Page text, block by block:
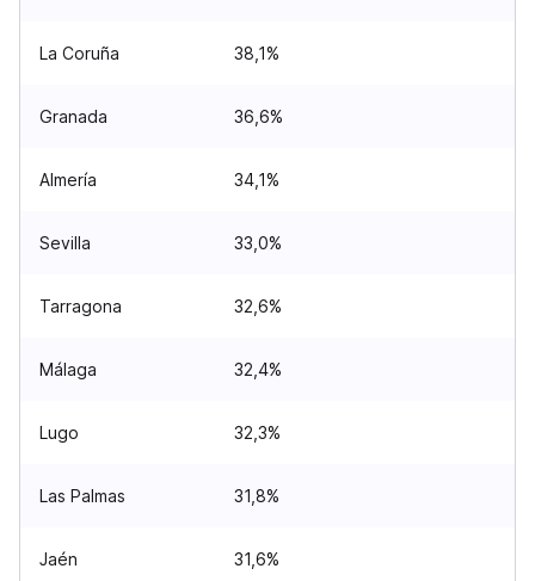
La Coruña 38,1%
Granada 36,6%
Almería 34,1%
Sevilla 33,0%
Tarragona 32,6%
Málaga 32,4%
Lugo 32,3%
Las Palmas 31,8%
Jaén 31,6%